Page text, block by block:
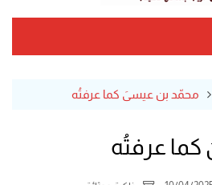
محمّد بن عيسىَ كما عرفتُه
عرفتُه